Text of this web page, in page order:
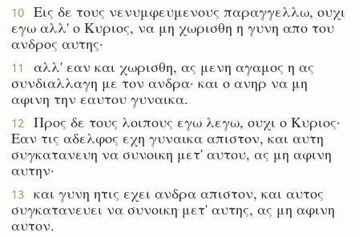
10
Εις δε τους νενυμφευμενους παραγγελλω, ουχι
εγω αλλ' ο Κυριος, να μη χωρισθη η γυνη απο του
ανδρος αυτης·
11
αλλ' εαν και χωρισθη, ας μενη αγαμος η ας
συνδιαλλαγη με τον ανδρα· και ο ανηρ να μη
αφινη την εαυτου γυναικα.
12
Προς δε τους λοιπους εγω λεγω, ουχι ο Κυριος·
Εαν τις αδελφος εχη γυναικα απιστον, και αυτη
συγκατανευη να συνοικη μετ' αυτου, ας μη αφινη
αυτην·
13
και γυνη ητις εχει ανδρα απιστον, και αυτος
συγκατανευει να συνοικη μετ' αυτης, ας μη αφινη
αυτον.